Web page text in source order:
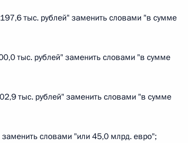
закона «О благотворительной деятельности
№ 251-ФЗ
тыс. рублей" заменить словами "в сумме
тыс. рублей" заменить словами "в сумме
тыс. рублей" заменить словами "в сумме
словами "или 45,0 млрд. евро";